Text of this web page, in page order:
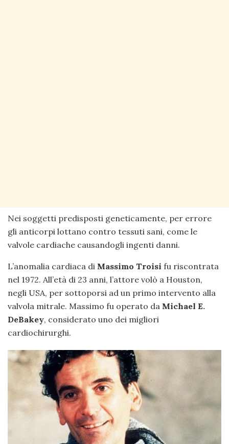
Nei soggetti predisposti geneticamente, per errore
gli anticorpi lottano contro tessuti sani, come le
valvole cardiache causandogli ingenti danni.
L’anomalia cardiaca di Massimo Troisi fu riscontrata
nel 1972. All’età di 23 anni, l’attore volò a Houston,
negli USA, per sottoporsi ad un primo intervento alla
valvola mitrale. Massimo fu operato da Michael E.
DeBakey, considerato uno dei migliori
cardiochirurghi.